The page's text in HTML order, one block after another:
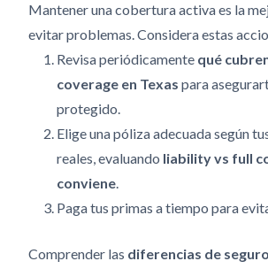
Mantener una cobertura activa es la
evitar problemas. Considera estas
Revisa periódicamente qué
coverage en Texas para
protegido.
Elige una póliza adecuada según
reales, evaluando liability vs full
conviene.
Paga tus primas a tiempo para
Comprender las diferencias de